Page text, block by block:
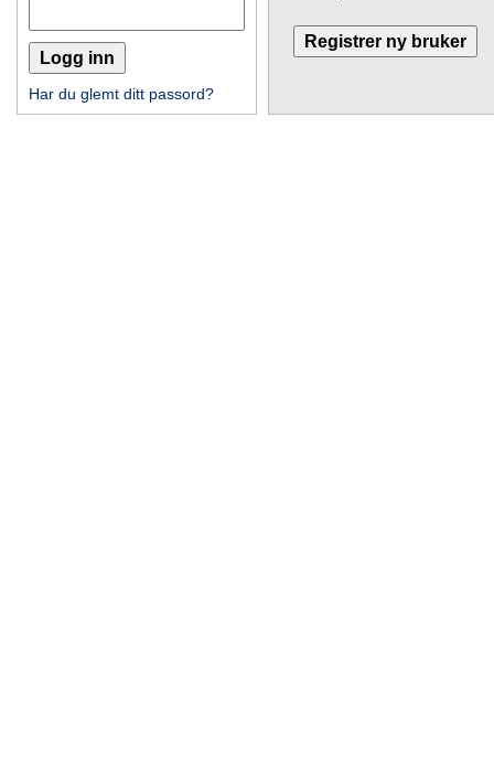
Har du glemt ditt passord?